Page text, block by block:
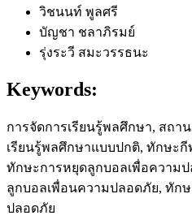
วิชนนท์ พูลศรี
บัญชา ชลาภิรมย์
รุ่งระวี สมะวรรธนะ
Keywords:
การจัดการเรียนรู้พลศึกษา, สถา
เรียนรู้พลศึกษาแบบปกติ, ทักษะ
ทักษะการหยุดลูกบอลเพื่อความป
ลูกบอลเพื่อนความปลอดภัย, ทัก
ปลอดภัย